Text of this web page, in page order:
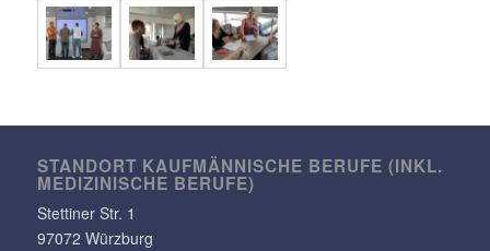
STANDORT KAUF­MÄN­NI­SCHE BERUFE (INKL.
MEDI­ZI­NI­SCHE BERUFE)
Stet­tiner Str. 1
97072 Würzburg